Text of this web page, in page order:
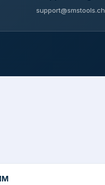
support@smstools.ch